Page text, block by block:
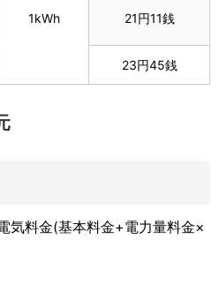
1kWh 21円11銭
23円45銭
気料金(基本料金+電力量料金×